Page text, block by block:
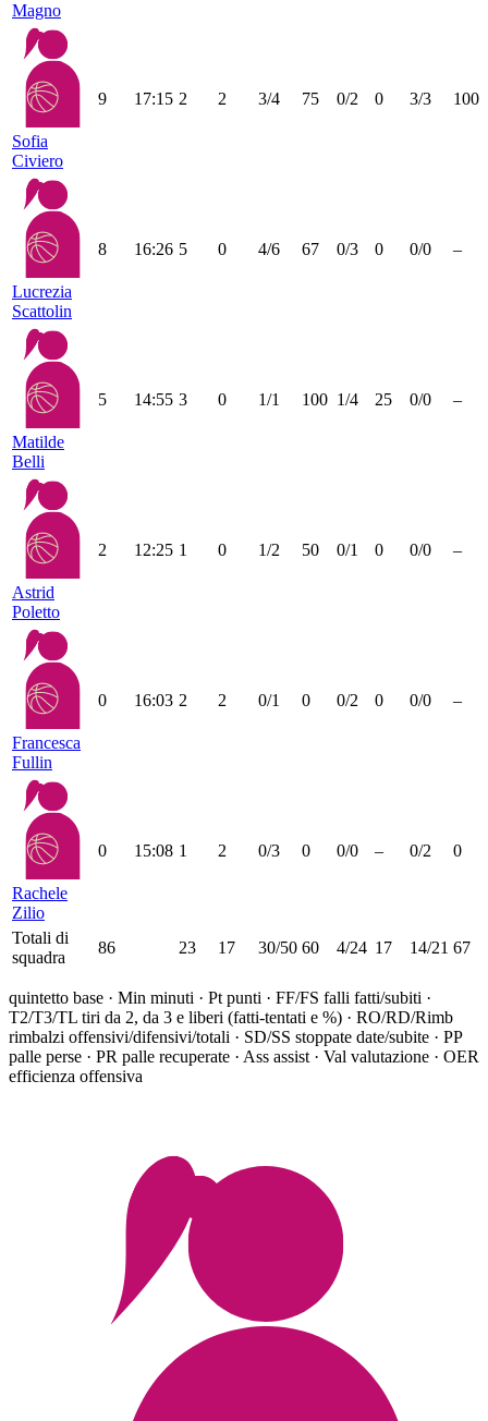
Magno
Sofia
Civiero
9 17:15 2 2 3/4 75 0/2 0 3/3 100
Lucrezia
Scattolin
8 16:26 5 0 4/6 67 0/3 0 0/0 –
Matilde
Belli
5 14:55 3 0 1/1 100 1/4 25 0/0 –
Astrid
Poletto
2 12:25 1 0 1/2 50 0/1 0 0/0 –
Francesca
Fullin
0 16:03 2 2 0/1 0 0/2 0 0/0 –
Rachele
Zilio
0 15:08 1 2 0/3 0 0/0 – 0/2 0
Totali di
squadra
86 23 17 30/50 60 4/24 17 14/21 67
quintetto base · Min minuti · Pt punti · FF/FS falli fatti/subiti ·
T2/T3/TL tiri da 2, da 3 e liberi (fatti-tentati e %) · RO/RD/Rimb
rimbalzi offensivi/difensivi/totali · SD/SS stoppate date/subite · PP
palle perse · PR palle recuperate · Ass assist · Val valutazione · OER
efficienza offensiva